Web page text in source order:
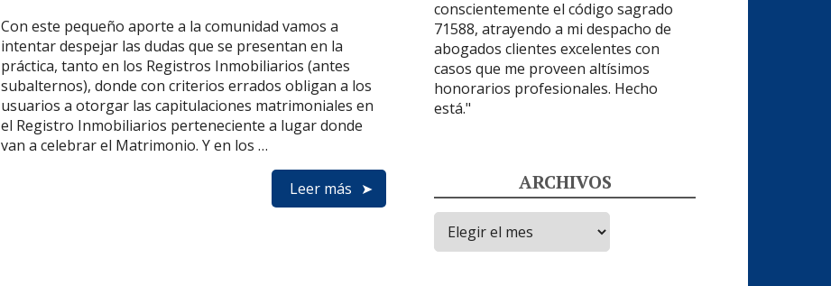
Con este pequeño aporte a la comunidad vamos a
intentar despejar las dudas que se presentan en la
práctica, tanto en los Registros Inmobiliarios (antes
subalternos), donde con criterios errados obligan a los
usuarios a otorgar las capitulaciones matrimoniales en
el Registro Inmobiliarios perteneciente a lugar donde
van a celebrar el Matrimonio. Y en los …
Leer más ARCHIVOS
Archivos